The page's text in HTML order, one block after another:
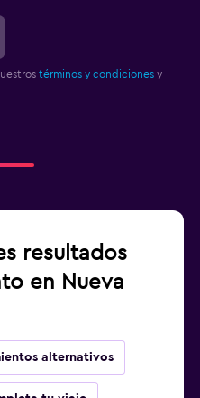
términos y condiciones y
resultados
en Nueva
alternativos